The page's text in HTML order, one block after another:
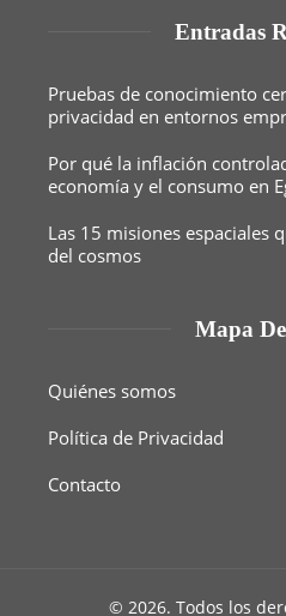
Entradas
Pruebas de conocimiento
privacidad en entornos
Por qué la inflación
economía y el consumo en
Las 15 misiones espaciales
del cosmos
Mapa
Quiénes somos
Política de Privacidad
Contacto
© 2026. Todos los